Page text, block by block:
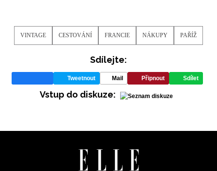
VINTAGE CESTOVÁNÍ FRANCIE NÁKUPY PAŘÍŽ
Sdílejte:
Tweetnout Mail Připnout Sdílet
Vstup do diskuze: